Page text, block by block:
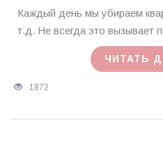
Ирина
MagicTantra
Каждый день мы убираем
т.д. Не всегда это вызывает
ЧИТАТЬ
1872